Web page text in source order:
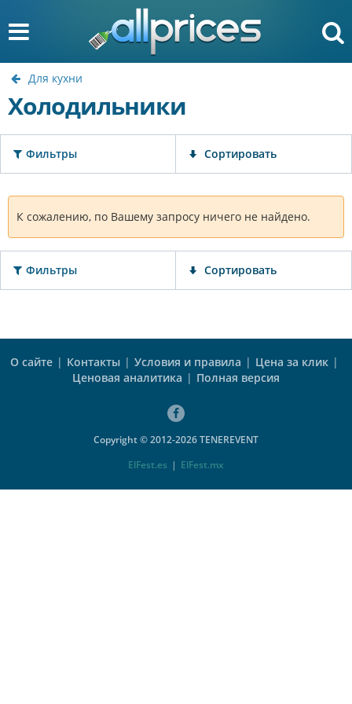
Для кухни
Холодильники
Фильтры Сортировать
К сожалению, по Вашему запросу ничего не найдено.
Фильтры Сортировать
О сайте | Контакты | Условия и правила | Цена за клик |
Ценовая аналитика | Полная версия
Copyright © 2012-2026 TENEREVENT
ElFest.es | ElFest.mx